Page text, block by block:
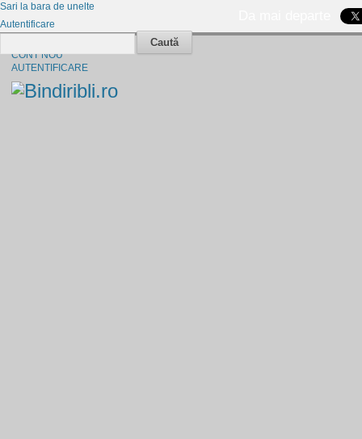
CONT NOU
AUTENTIFICARE
Sari la bara de unelte
Autentificare
Caută